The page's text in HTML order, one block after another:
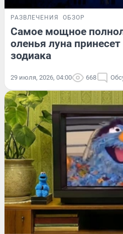
РАЗВЛЕЧЕНИЯ ОБЗОР
Самое мощное
оленья луна
зодиака
29 июля, 2026, 04:00 668